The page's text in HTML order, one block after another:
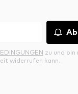
zu und bin
widerrufen kann.